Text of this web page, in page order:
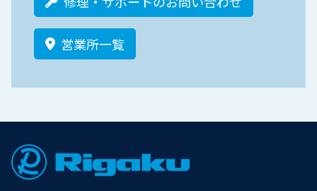
営業所一覧
Footer